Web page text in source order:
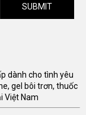
SUBMIT
dành cho tình yêu
gel bôi trơn, thuốc
Việt Nam